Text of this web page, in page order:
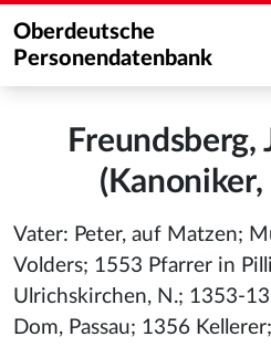
Oberdeutsche
Personendatenbank
Freundsberg,
Vater: Peter, auf Matzen;
Volders; 1553 Pfarrer in
Ulrichskirchen, N.; 1353-
Dom, Passau; 1356